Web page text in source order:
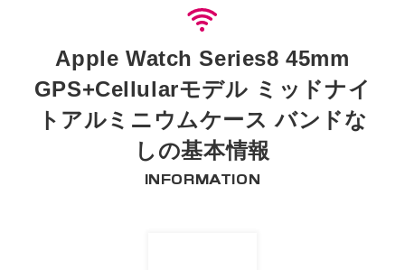
Apple Watch Series8 45mm
GPS+Cellularモデル ミッドナイ
トアルミニウムケース バンドな
しの基本情報
INFORMATION